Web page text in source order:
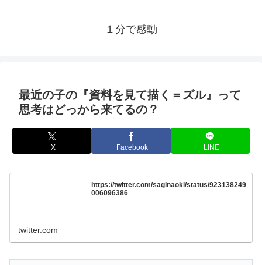
１分で感動
最近の子の『資料を見て描く＝ズル』って
思考はどっから来てるの？
X Facebook LINE
https://twitter.com/saginaoki/status/923138249
006096386
twitter.com